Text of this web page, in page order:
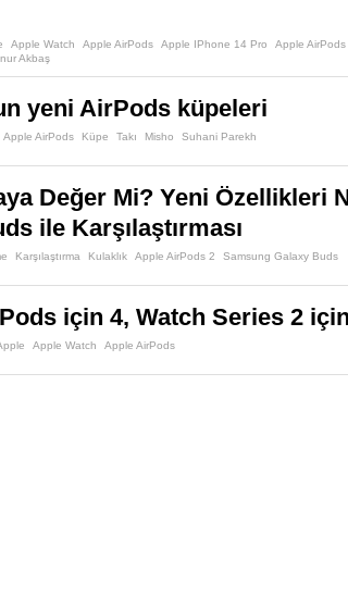
Apple Watch Apple AirPods Apple IPhone 14 Pro Apple AirPods
Akbaş
yeni AirPods küpeleri
Apple AirPods Küpe Takı Misho Suhani Parekh
Değer Mi? Yeni Özellikleri
ile Karşılaştırması
Karşılaştırma Kulaklık Apple AirPods 2 Samsung Galaxy Buds
için 4, Watch Series 2
Apple Watch Apple AirPods